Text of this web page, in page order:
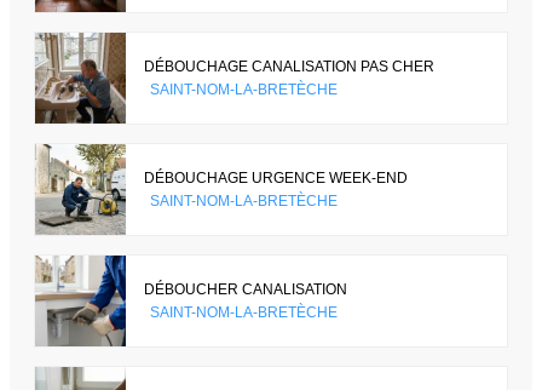
DÉBOUCHAGE CANALISATION PAS CHER
SAINT-NOM-LA-BRETÈCHE
DÉBOUCHAGE URGENCE WEEK-END
SAINT-NOM-LA-BRETÈCHE
DÉBOUCHER CANALISATION
SAINT-NOM-LA-BRETÈCHE